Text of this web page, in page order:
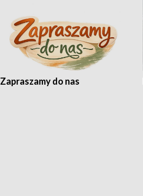
Zapraszamy do nas